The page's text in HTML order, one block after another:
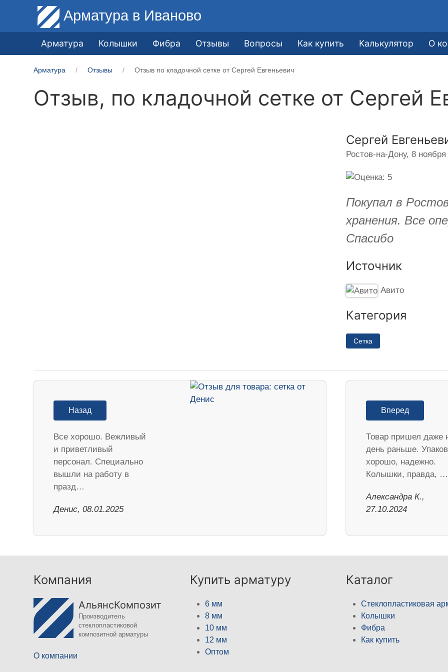
Арматура в Иваново
Арматура Колышки Фибра Отзывы Вопросы Как купить Калькулятор О
Арматура Отзывы Отзыв по кладочной сетке от Сергей Евгеньевич
Отзыв, по кладочной сетке от Сергей
Сергей
Ростов-на-Дону, 8 ноября
Покупал в
хранения. Все
Спасибо
Источник
Авито
Категория
Сетка
Назад
Все хорошо. Вежливый
и приветливый
персонал. Специально
вышли на работу в
празд…
Денис, 08.01.2025
Вперед
Товар пришел даже
день раньше.
хорошо, надежно.
Колышки, правда, …
Александра К.,
27.10.2024
Компания
АльянсКомпозит
Производитель
стеклопластиковой
композитной арматуры
О компании
Купить арматуру
6 мм
8 мм
10 мм
12 мм
Оптом
Каталог
Стеклопластиковая
Колышки
Фибра
Как купить